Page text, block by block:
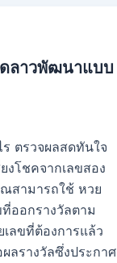
ดลาวพัฒนาแบบ
ตรวจผลสดทันใจ
งโชคจากเลขสอง
สามารถใช้ หวย
ออกรางวัลตาม
ลขที่ต้องการแล้ว
ลรางวัลซึ่งประกาศ